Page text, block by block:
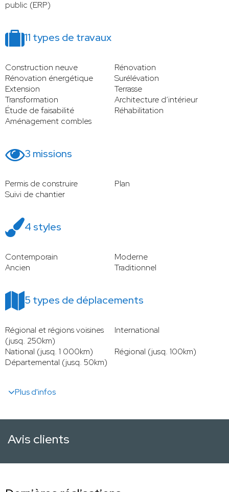
public (ERP)
11 types de travaux
Construction neuve
Rénovation
Rénovation énergétique
Surélévation
Extension
Terrasse
Transformation
Architecture d’intérieur
Étude de faisabilité
Réhabilitation
Aménagement combles
3 missions
Permis de construire
Plan
Suivi de chantier
4 styles
Contemporain
Moderne
Ancien
Traditionnel
5 types de déplacements
Régional et régions voisines
(jusq. 250km)
International
National (jusq. 1 000km)
Régional (jusq. 100km)
Départemental (jusq. 50km)
Plus d'infos
Avis clients